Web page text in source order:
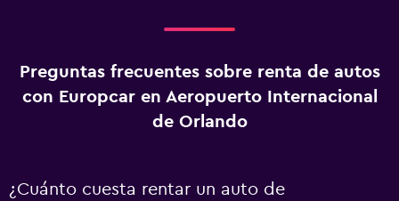
Preguntas frecuentes sobre renta de autos
con Europcar en Aeropuerto Internacional
de Orlando
¿Cuánto cuesta rentar un auto de